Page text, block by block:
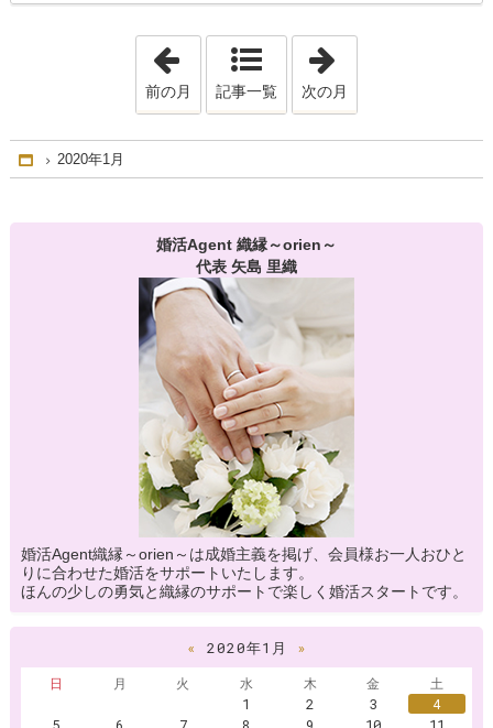
「2019年12月」
前の月 記事一覧 次の月
Home
2020年1月
婚活Agent 織縁～orien～
代表 矢島 里織
婚活Agent織縁～orien～は成婚主義を掲げ、会員様お一人おひと
りに合わせた婚活をサポートいたします。
ほんの少しの勇気と織縁のサポートで楽しく婚活スタートです。
« 2020年1月
»
日
月 火 水 木 金
土
1
2 3
4